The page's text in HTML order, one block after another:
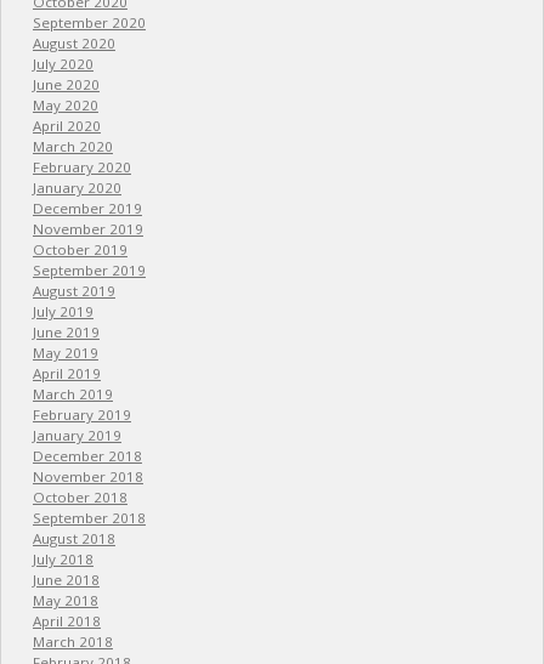
September 2020
August 2020
July 2020
June 2020
May 2020
April 2020
March 2020
February 2020
January 2020
December 2019
November 2019
October 2019
September 2019
August 2019
July 2019
June 2019
May 2019
April 2019
March 2019
February 2019
January 2019
December 2018
November 2018
October 2018
September 2018
August 2018
July 2018
June 2018
May 2018
April 2018
March 2018